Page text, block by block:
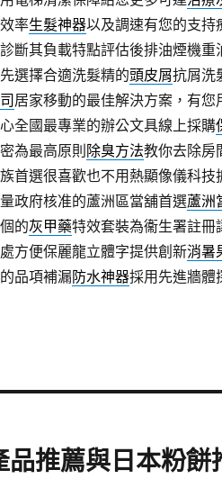
率生髮神器以及調速有您的支持
斷其負載特點評估後排油煙機重
選擇合適洗髮精的頭皮屑抗屑洗
居家移動的最佳解決方案，有您
全國最專業的辦公文具線上採購
為最高原則 除臭方法教你去除房
首選很喜歡也不用熱顯像儀科技
政府核准的蘆洲區當舖首選蘆洲
的灰甲藥特效套裝為衞生署註冊
方便保麗龍立體字提供創新消暑
品項補漏防水神器採用先進牆體
推薦與日本粉餅